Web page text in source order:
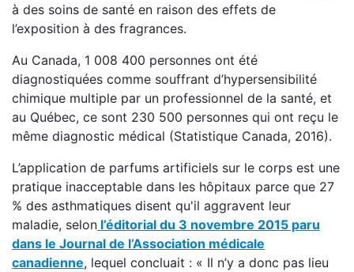
à des soins de santé en raison des effets de
l’exposition à des fragrances.
Au Canada, 1 008 400 personnes ont été
diagnostiquées comme souffrant d’hypersensibilité
chimique multiple par un professionnel de la santé, et
au Québec, ce sont 230 500 personnes qui ont reçu le
même diagnostic médical (Statistique Canada, 2016).
L’application de parfums artificiels sur le corps est une
pratique inacceptable dans les hôpitaux parce que 27
% des asthmatiques disent qu'il aggravent leur
maladie, selon l’éditorial du 3 novembre 2015 paru
dans le Journal de l’Association médicale
canadienne, lequel concluait : « Il n’y a donc pas lieu